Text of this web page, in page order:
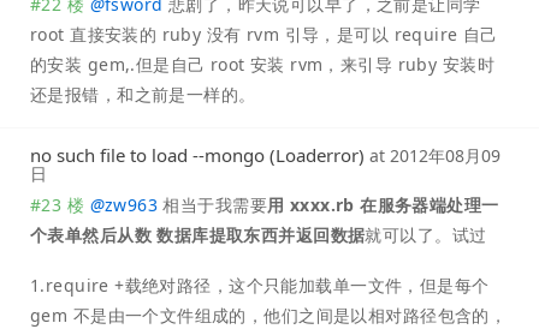
root 直接安装的 ruby 没有 rvm 引导，是可以 require 自己
的安装 gem,.但是自己 root 安装 rvm，来引导 ruby 安装时
还是报错，和之前是一样的。
no such file to load --mongo (Loaderror) at 2012年08月09
日
#23 楼 @zw963 相当于我需要用 xxxx.rb 在服务器端处理一
个表单然后从数 数据库提取东西并返回数据就可以了。试过
1.require +载绝对路径，这个只能加载单一文件，但是每个
gem 不是由一个文件组成的，他们之间是以相对路径包含的，